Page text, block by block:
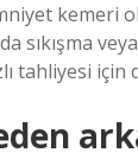
sıkışma
tahliyesi